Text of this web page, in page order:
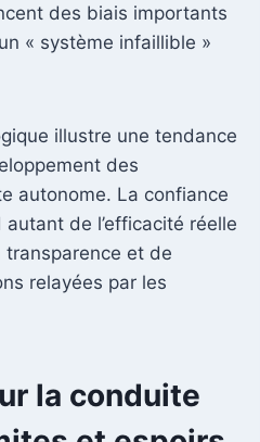
des biais importants
« système infaillible »
illustre une tendance
des
autonome. La confiance
de l’efficacité réelle
et de
relayées par les
la conduite